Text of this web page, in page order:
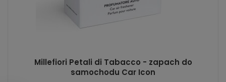
Millefiori Petali di Tabacco - zapach do
samochodu Car Icon